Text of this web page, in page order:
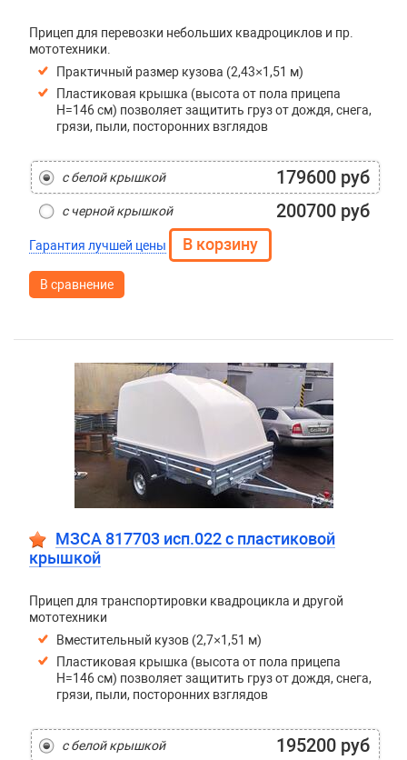
Прицеп для перевозки небольших квадроциклов и пр.
мототехники.
Практичный размер кузова (2,43×1,51 м)
Пластиковая крышка (высота от пола прицепа
H=146 см) позволяет защитить груз от дождя, снега,
грязи, пыли, посторонних взглядов
с белой крышкой 179600 руб
с черной крышкой 200700 руб
Гарантия лучшей цены
В сравнение
МЗСА 817703 исп.022 с пластиковой
крышкой
Прицеп для транспортировки квадроцикла и другой
мототехники
Вместительный кузов (2,7×1,51 м)
Пластиковая крышка (высота от пола прицепа
H=146 см) позволяет защитить груз от дождя, снега,
грязи, пыли, посторонних взглядов
с белой крышкой 195200 руб